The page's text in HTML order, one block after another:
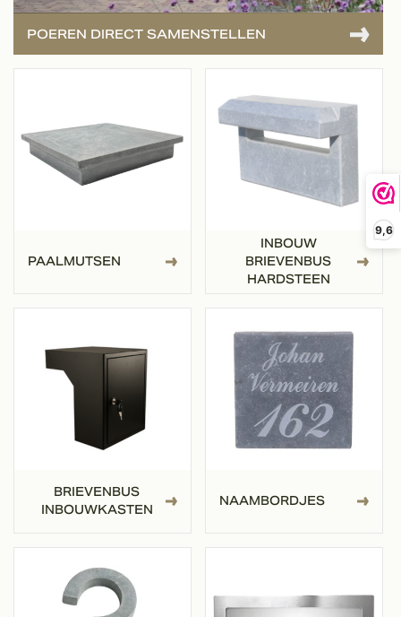
9,6
POEREN DIRECT SAMENSTELLEN
PAALMUTSEN
INBOUW
BRIEVENBUS
HARDSTEEN
BRIEVENBUS
INBOUWKASTEN
NAAMBORDJES